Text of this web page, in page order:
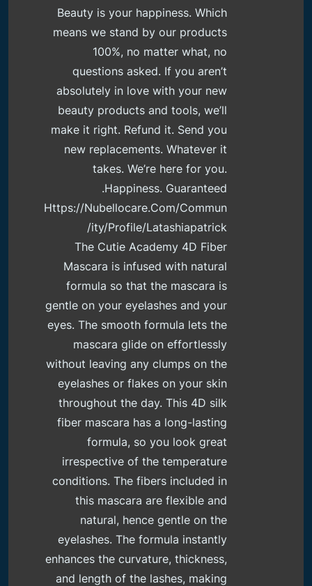
Beauty is your happiness. Which
means we stand by our products
100%, no matter what, no
questions asked. If you aren’t
absolutely in love with your new
beauty products and tools, we’ll
make it right. Refund it. Send you
new replacements. Whatever it
takes. We’re here for you.
Happiness. Guaranteed.
Https://nubellocare.com/commun
Ity/profile/latashiapatrick/
The Cutie Academy 4D Fiber
Mascara is infused with natural
formula so that the mascara is
gentle on your eyelashes and your
eyes. The smooth formula lets the
mascara glide on effortlessly
without leaving any clumps on the
eyelashes or flakes on your skin
throughout the day. This 4D silk
fiber mascara has a long-lasting
formula, so you look great
irrespective of the temperature
conditions. The fibers included in
this mascara are flexible and
natural, hence gentle on the
eyelashes. The formula instantly
enhances the curvature, thickness,
and length of the lashes, making